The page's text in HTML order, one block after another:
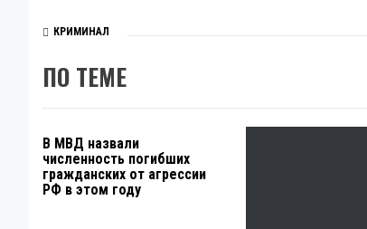
КРИМИНАЛ
ПО ТЕМЕ
В МВД назвали
численность погибших
гражданских от агрессии
РФ в этом году